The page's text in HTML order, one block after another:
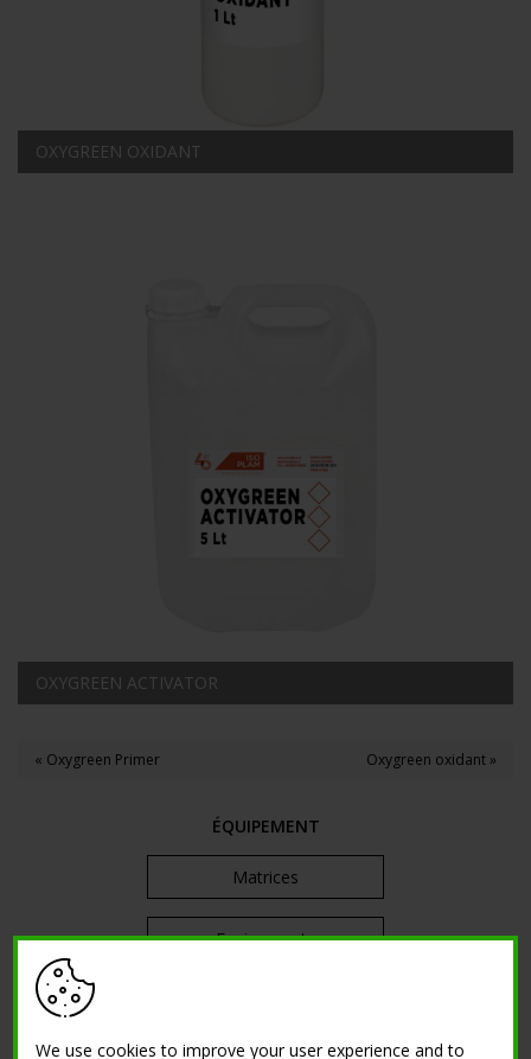
ÉQUIPEMENT
Matrices
Equipements
OXYGREEN OXIDANT
OXYGREEN ACTIVATOR
« Oxygreen Primer Oxygreen oxidant »
We use cookies to improve your user experience and to